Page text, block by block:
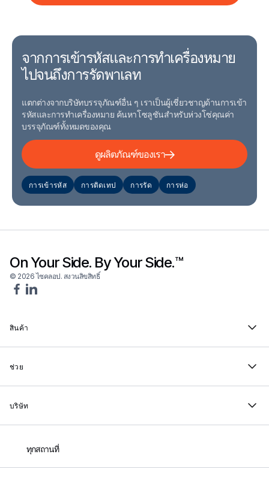
จากการเข้ารหัสและการทําเครื่องหมาย
ไปจนถึงการรัดพาเลท
แตกต่างจากบริษัทบรรจุภัณฑ์อื่น ๆ เราเป็นผู้เชี่ยวชาญด้านการเข้า
รหัสและการทําเครื่องหมาย ค้นหาโซลูชันสําหรับห่วงโซ่คุณค่า
บรรจุภัณฑ์ทั้งหมดของคุณ
การเข้ารหัส การติดเทป การรัด การห่อ
ดูผลิตภัณฑ์ของเรา
On Your Side. By Your Side.™
© 2026 ไซคลอป. สงวนลิขสิทธิ์
สินค้า
ช่วย
บริษัท
ทุกสถานที่